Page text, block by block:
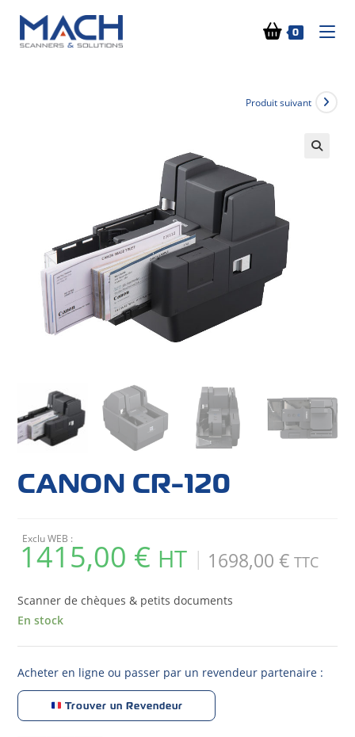
0
Produit suivant
CANON CR-120
Exclu WEB :
1415,00 € 1698,00€
Scanner de chèques & petits documents
En stock
Acheter en ligne ou passer par un revendeur partenaire :
Trouver un Revendeur